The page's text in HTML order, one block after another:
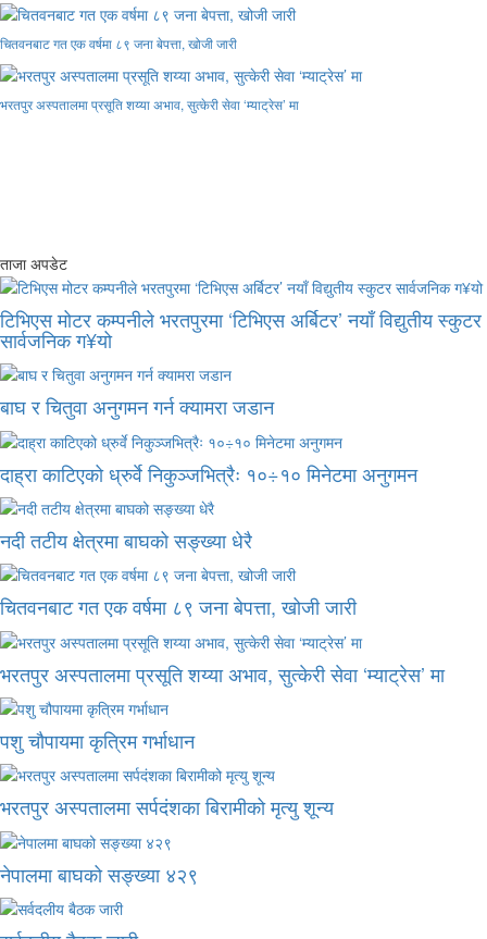
चितवनबाट गत एक वर्षमा ८९ जना बेपत्ता, खोजी जारी
भरतपुर अस्पतालमा प्रसूति शय्या अभाव, सुत्केरी सेवा ‘म्याट्रेस’ मा
ताजा अपडेट
टिभिएस मोटर कम्पनीले भरतपुरमा ‘टिभिएस अर्बिटर’ नयाँ विद्युतीय स्कुटर
सार्वजनिक ग¥यो
बाघ र चितुवा अनुगमन गर्न क्यामरा जडान
दाह्रा काटिएको ध्रुर्वे निकुञ्जभित्रैः १०÷१० मिनेटमा अनुगमन
नदी तटीय क्षेत्रमा बाघको सङ्ख्या धेरै
चितवनबाट गत एक वर्षमा ८९ जना बेपत्ता, खोजी जारी
भरतपुर अस्पतालमा प्रसूति शय्या अभाव, सुत्केरी सेवा ‘म्याट्रेस’ मा
पशु चौपायमा कृत्रिम गर्भाधान
भरतपुर अस्पतालमा सर्पदंशका बिरामीको मृत्यु शून्य
नेपालमा बाघको सङ्ख्या ४२९